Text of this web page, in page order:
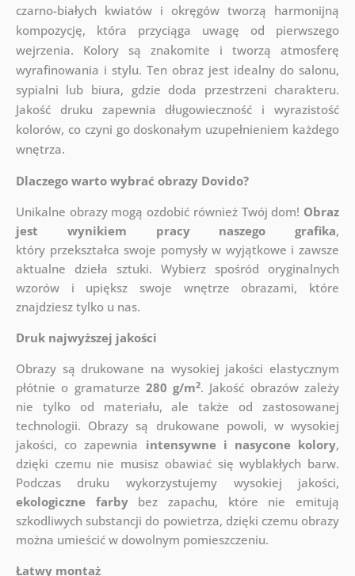
czarno-białych kwiatów i okręgów tworzą harmonijną
kompozycję, która przyciąga uwagę od pierwszego
wejrzenia. Kolory są znakomite i tworzą atmosferę
wyrafinowania i stylu. Ten obraz jest idealny do salonu,
sypialni lub biura, gdzie doda przestrzeni charakteru.
Jakość druku zapewnia długowieczność i wyrazistość
kolorów, co czyni go doskonałym uzupełnieniem każdego
wnętrza.
Dlaczego warto wybrać obrazy Dovido?
Unikalne obrazy mogą ozdobić również Twój dom! Obraz
jest wynikiem pracy naszego grafika,
który przekształca swoje pomysły w wyjątkowe i zawsze
aktualne dzieła sztuki. Wybierz spośród oryginalnych
wzorów i upiększ swoje wnętrze obrazami, które
znajdziesz tylko u nas.
Druk najwyższej jakości
Obrazy są drukowane na wysokiej jakości elastycznym
płótnie o gramaturze 280 g/m2. Jakość obrazów zależy
nie tylko od materiału, ale także od zastosowanej
technologii. Obrazy są drukowane powoli, w wysokiej
jakości, co zapewnia intensywne i nasycone kolory,
dzięki czemu nie musisz obawiać się wyblakłych barw.
Podczas druku wykorzystujemy wysokiej jakości,
ekologiczne farbybez zapachu, które nie emitują
szkodliwych substancji do powietrza, dzięki czemu obrazy
można umieścić w dowolnym pomieszczeniu.
Łatwy montaż